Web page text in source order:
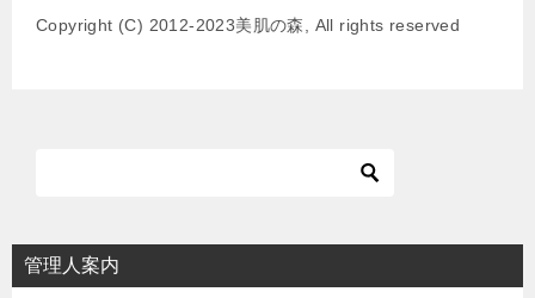
Copyright (C) 2012-2023美肌の森, All rights reserved
管理人案内